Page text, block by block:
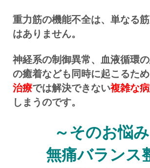
重力筋の機能不全は、単なる
はありません。
神経系の制御異常、血液循環
の癒着なども同時に起こるため
治療では解決できない複雑な
しまうのです。
～そのお悩
無痛バランス